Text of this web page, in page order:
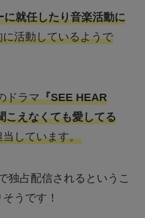
就任したり音楽活動に
に活動しているようで
ドラマ『SEE HEAR
えなくても愛してる
しています。
独占配信されるというこ
うです！